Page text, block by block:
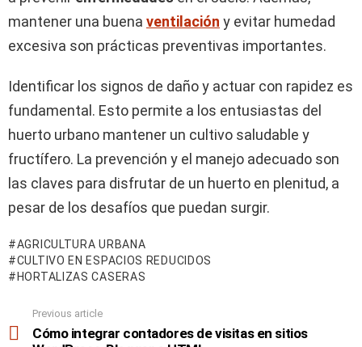
mantener una buena ventilación y evitar humedad
excesiva son prácticas preventivas importantes.
Identificar los signos de daño y actuar con rapidez es
fundamental. Esto permite a los entusiastas del
huerto urbano mantener un cultivo saludable y
fructífero. La prevención y el manejo adecuado son
las claves para disfrutar de un huerto en plenitud, a
pesar de los desafíos que puedan surgir.
AGRICULTURA URBANA
CULTIVO EN ESPACIOS REDUCIDOS
HORTALIZAS CASERAS
more
Previous article
Cómo integrar contadores de visitas en sitios